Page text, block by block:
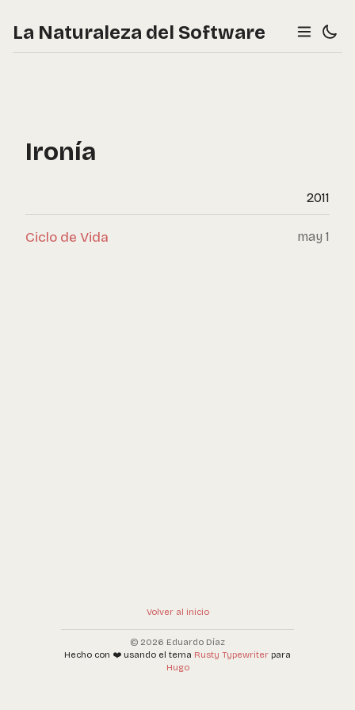
La Naturaleza del Software
Ironía
2011
Ciclo de Vida may 1
Volver al inicio
© 2026 Eduardo Díaz
Hecho con ❤️ usando el tema Rusty Typewriter para
Hugo